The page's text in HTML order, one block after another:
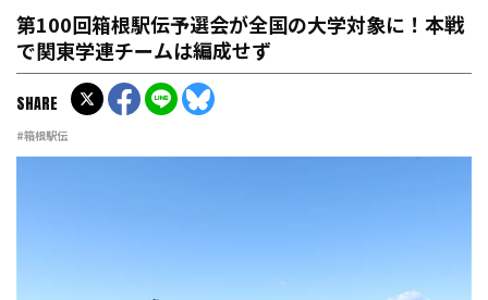
第100回箱根駅伝予選会が全国の大学対象に！本戦
で関東学連チームは編成せず
#箱根駅伝
SHARE